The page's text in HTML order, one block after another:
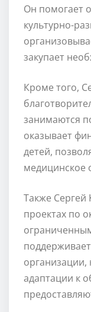
Он помогает
культурно-
закупает
Кроме того,
занимаются
оказывает
детей,
медицинское
Также Сергей
проектах по
адаптации к